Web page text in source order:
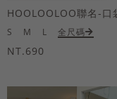
S M L 全尺碼
NT.690